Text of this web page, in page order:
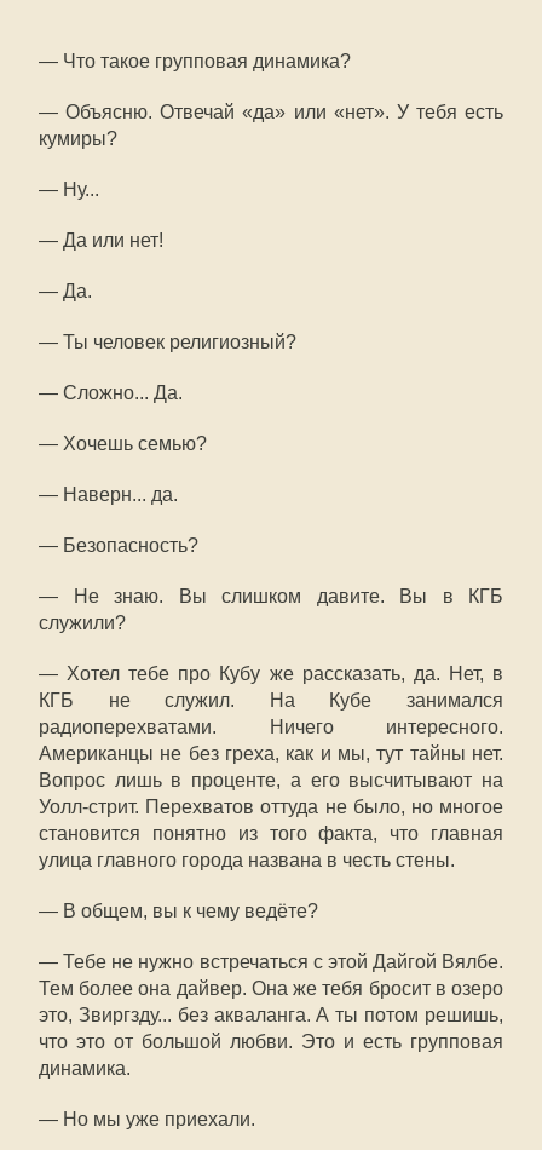
— Что такое групповая динамика?
— Объясню. Отвечай «да» или «нет». У тебя есть
кумиры?
— Ну...
— Да или нет!
— Да.
— Ты человек религиозный?
— Сложно... Да.
— Хочешь семью?
— Наверн... да.
— Безопасность?
— Не знаю. Вы слишком давите. Вы в КГБ
служили?
— Хотел тебе про Кубу же рассказать, да. Нет, в
КГБ не служил. На Кубе занимался
радиоперехватами. Ничего интересного.
Американцы не без греха, как и мы, тут тайны нет.
Вопрос лишь в проценте, а его высчитывают на
Уолл-стрит. Перехватов оттуда не было, но многое
становится понятно из того факта, что главная
улица главного города названа в честь стены.
— В общем, вы к чему ведёте?
— Тебе не нужно встречаться с этой Дайгой Вялбе.
Тем более она дайвер. Она же тебя бросит в озеро
это, Звиргзду... без акваланга. А ты потом решишь,
что это от большой любви. Это и есть групповая
динамика.
— Но мы уже приехали.